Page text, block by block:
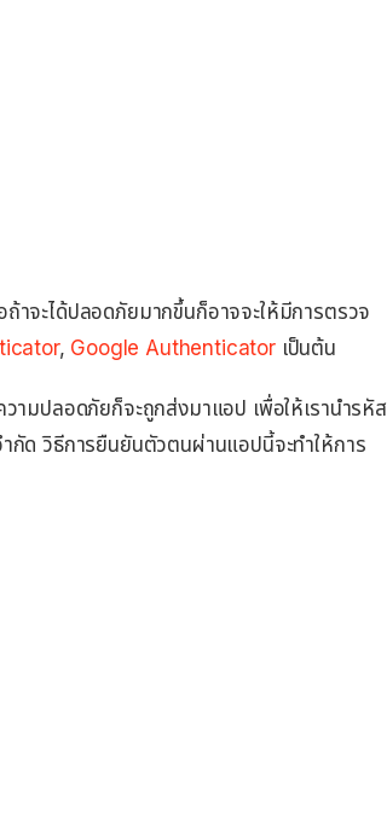
าจะได้ปลอดภัยมากขึ้นก็อาจจะให้มีการตรวจ
, Google Authenticatorเป็นต้น
ามปลอดภัยก็จะถูกส่งมาแอป เพื่อให้เรานำรหัส
กัด วิธีการยืนยันตัวตนผ่านแอปนี้จะทำให้การ